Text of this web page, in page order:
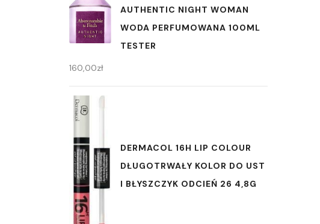
AUTHENTIC NIGHT WOMAN
WODA PERFUMOWANA 100ML
TESTER
160,00zł
DERMACOL 16H LIP COLOUR
DŁUGOTRWAŁY KOLOR DO UST
I BŁYSZCZYK ODCIEŃ 26 4,8G